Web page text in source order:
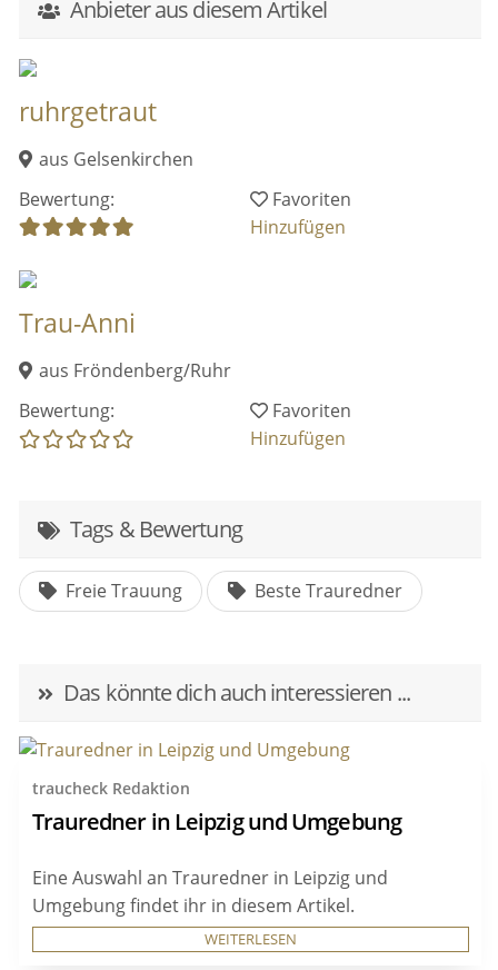
Anbieter aus diesem Artikel
ruhrgetraut
aus Gelsenkirchen
Bewertung:
Favoriten
Hinzufügen
Trau-Anni
aus Fröndenberg/Ruhr
Bewertung:
Favoriten
Hinzufügen
Tags & Bewertung
Freie Trauung Beste Trauredner
Das könnte dich auch interessieren ...
traucheck Redaktion
Trauredner in Leipzig und Umgebung
Eine Auswahl an Trauredner in Leipzig und
Umgebung findet ihr in diesem Artikel.
WEITERLESEN